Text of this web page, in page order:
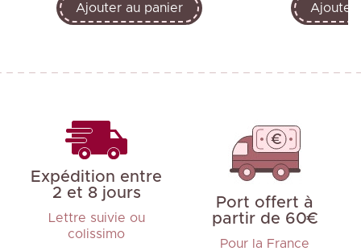
Ajouter au panier Ajouter
Expédition entre
2 et 8 jours
Lettre suivie ou
colissimo
Port offert à
partir de 60€
Pour la France